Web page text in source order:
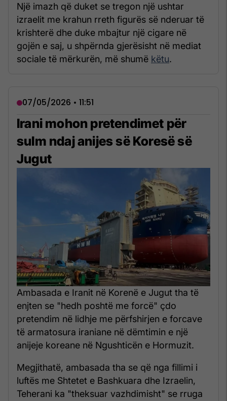
Një imazh që duket se tregon një ushtar
izraelit me krahun rreth figurës së nderuar të
krishterë dhe duke mbajtur një cigare në
gojën e saj, u shpërnda gjerësisht në mediat
sociale të mërkurën, më shumë këtu.
07/05/2026 • 11:51
Irani mohon pretendimet për
sulm ndaj anijes së Koresë së
Jugut
Ambasada e Iranit në Korenë e Jugut tha të
enjten se "hedh poshtë me forcë" çdo
pretendim në lidhje me përfshirjen e forcave
të armatosura iraniane në dëmtimin e një
anijeje koreane në Ngushticën e Hormuzit.
Megjithatë, ambasada tha se që nga fillimi i
luftës me Shtetet e Bashkuara dhe Izraelin,
Teherani ka "theksuar vazhdimisht" se rruga